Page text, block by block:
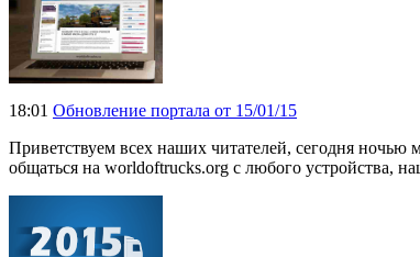
18:01 Обновление портала от 15/01/15
Приветствуем всех наших читателей, сегодня ночью
общаться на worldoftrucks.org с любого устройства,